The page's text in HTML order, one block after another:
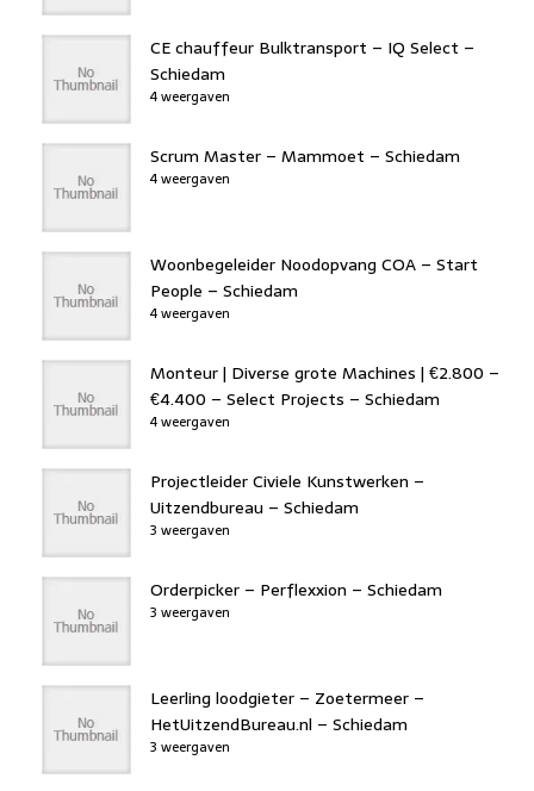
CE chauffeur Bulktransport – IQ Select –
Schiedam
4 weergaven
Scrum Master – Mammoet – Schiedam
4 weergaven
Woonbegeleider Noodopvang COA – Start
People – Schiedam
4 weergaven
Monteur | Diverse grote Machines | €2.800 –
€4.400 – Select Projects – Schiedam
4 weergaven
Projectleider Civiele Kunstwerken –
Uitzendbureau – Schiedam
3 weergaven
Orderpicker – Perflexxion – Schiedam
3 weergaven
Leerling loodgieter – Zoetermeer –
HetUitzendBureau.nl – Schiedam
3 weergaven